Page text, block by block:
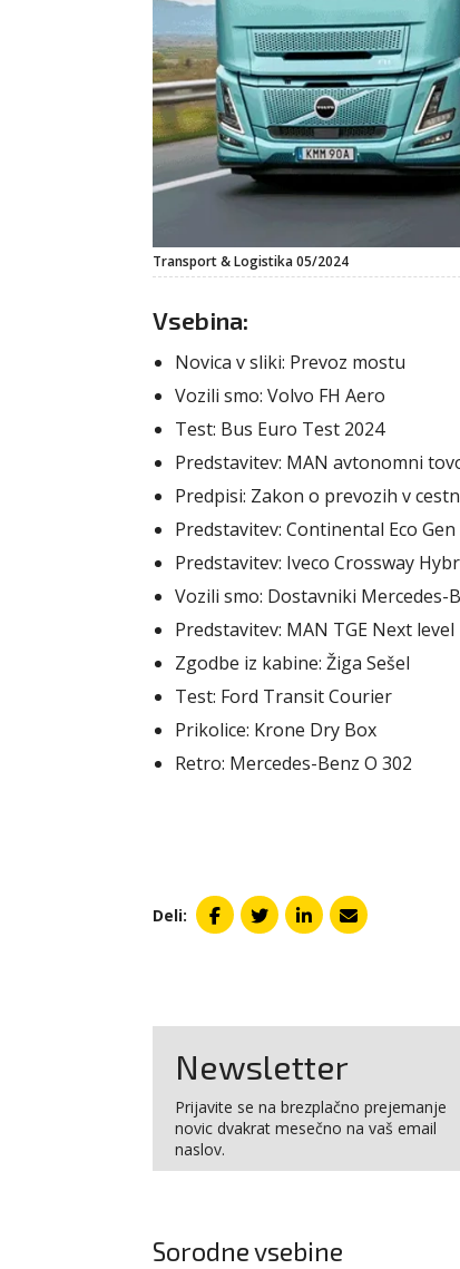
Transport & Logistika 05/2024
Vsebina:
Novica v sliki: Prevoz mostu
Vozili smo: Volvo FH Aero
Test: Bus Euro Test 2024
Predstavitev: MAN avtonomni
Predpisi: Zakon o prevozih v
Predstavitev: Continental Eco Gen
Predstavitev: Iveco Crossway
Vozili smo: Dostavniki Mercedes-
Predstavitev: MAN TGE Next level
Zgodbe iz kabine: Žiga Sešel
Test: Ford Transit Courier
Prikolice: Krone Dry Box
Retro: Mercedes-Benz O 302
Deli:
Newsletter
Prijavite se na brezplačno prejemanje
novic dvakrat mesečno na vaš email
naslov.
Sorodne vsebine